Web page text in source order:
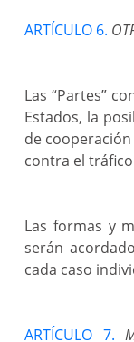
ARTÍCULO 6.
Las “Partes”
Estados, la
de
contra el
Las formas y
serán
cada caso
ARTÍCULO 7.